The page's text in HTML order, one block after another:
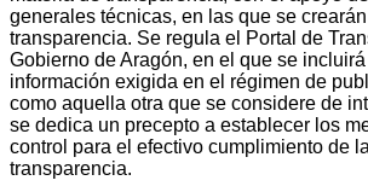
generales técnicas, en las que se
transparencia. Se regula el Portal de
Gobierno de Aragón, en el que se
información exigida en el régimen de
como aquella otra que se considere de
se dedica un precepto a establecer los
control para el efectivo cumplimiento de
transparencia.